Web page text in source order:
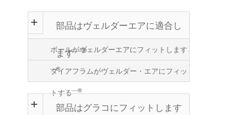
部品はヴェルダーエアに適合し
ます―®
ボールがヴェルダーエアにフィットします
―®
ダイアフラムがヴェルダー・エアにフィッ
トする―®
部品はグラコにフィットします